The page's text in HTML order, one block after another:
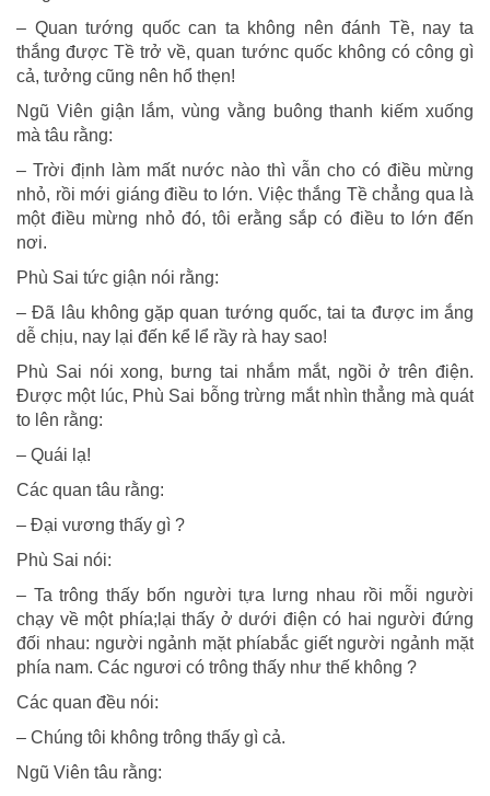
– Quan tướng quốc can ta không nên đánh Tề, nay ta
thắng được Tề trở về, quan tướnc quốc không có công gì
cả, tưởng cũng nên hổ thẹn!
Ngũ Viên giận lắm, vùng vằng buông thanh kiếm xuống
mà tâu rằng:
– Trời định làm mất nước nào thì vẫn cho có điều mừng
nhỏ, rồi mới giáng điều to lớn. Việc thắng Tề chẳng qua là
một điều mừng nhỏ đó, tôi erằng sắp có điều to lớn đến
nơi.
Phù Sai tức giận nói rằng:
– Đã lâu không gặp quan tướng quốc, tai ta được im ắng
dễ chịu, nay lại đến kể lể rầy rà hay sao!
Phù Sai nói xong, bưng tai nhắm mắt, ngồi ở trên điện.
Được một lúc, Phù Sai bỗng trừng mắt nhìn thẳng mà quát
to lên rằng:
– Quái lạ!
Các quan tâu rằng:
– Đại vương thấy gì ?
Phù Sai nói:
– Ta trông thấy bốn người tựa lưng nhau rồi mỗi người
chạy về một phía;lại thấy ở dưới điện có hai người đứng
đối nhau: người ngảnh mặt phíabắc giết người ngảnh mặt
phía nam. Các ngươi có trông thấy như thế không ?
Các quan đều nói:
– Chúng tôi không trông thấy gì cả.
Ngũ Viên tâu rằng: